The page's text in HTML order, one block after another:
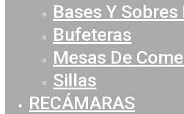
Bases Y Sobres
Bufeteras
Mesas De
Sillas
RECÁMARAS